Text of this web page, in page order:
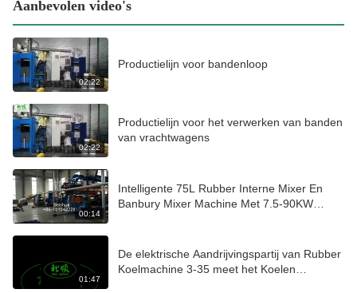
Aanbevolen video's
02:22
Productielijn voor bandenloop
02:22
Productielijn voor het verwerken van banden
van vrachtwagens
00:14
Intelligente 75L Rubber Interne Mixer En
Banbury Mixer Machine Met 7.5-90KW
01:47
De elektrische Aandrijvingspartij van Rubber
Koelmachine 3-35 meet het Koelen